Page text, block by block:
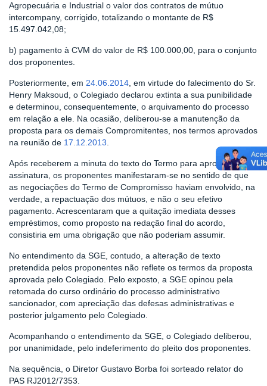
Agropecuária e Industrial o valor dos contratos de mútuo
intercompany, corrigido, totalizando o montante de R$
15.497.042,08;
b) pagamento à CVM do valor de R$ 100.000,00, para o conjunto
dos proponentes.
Posteriormente, em 24.06.2014 , em virtude do falecimento do Sr.
Henry Maksoud, o Colegiado declarou extinta a sua punibilidade
e determinou, consequentemente, o arquivamento do processo
em relação a ele. Na ocasião, deliberou-se a manutenção da
proposta para os demais Compromitentes, nos termos aprovados
na reunião de 17.12.2013
Após receberem a minuta do texto do Termo para aprovação e
assinatura, os proponentes manifestaram-se no sentido de que
as negociações do Termo de Compromisso haviam envolvido, na
verdade, a repactuação dos mútuos, e não o seu efetivo
pagamento. Acrescentaram que a quitação imediata desses
empréstimos, como proposto na redação final do acordo,
consistiria em uma obrigação que não poderiam assumir.
No entendimento da SGE, contudo, a alteração de texto
pretendida pelos proponentes não reflete os termos da proposta
aprovada pelo Colegiado. Pelo exposto, a SGE opinou pela
retomada do curso ordinário do processo administrativo
sancionador, com apreciação das defesas administrativas e
posterior julgamento pelo Colegiado.
Acompanhando o entendimento da SGE, o Colegiado deliberou,
por unanimidade, pelo indeferimento do pleito dos proponentes.
Na sequência, o Diretor Gustavo Borba foi sorteado relator do
PAS RJ2012/7353.